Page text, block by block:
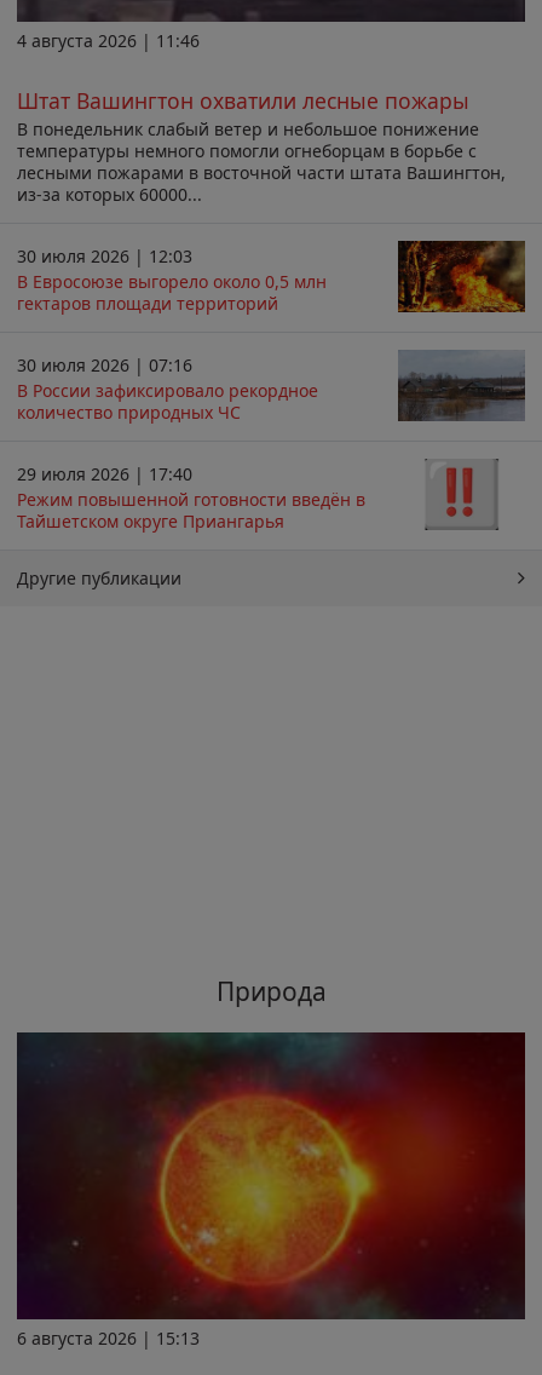
4 августа 2026 | 11:46
Штат Вашингтон охватили лесные пожары
В понедельник слабый ветер и небольшое понижение
температуры немного помогли огнеборцам в борьбе с
лесными пожарами в восточной части штата Вашингтон,
из-за которых 60000...
30 июля 2026 | 12:03
В Евросоюзе выгорело около 0,5 млн
гектаров площади территорий
30 июля 2026 | 07:16
В России зафиксировало рекордное
количество природных ЧС
29 июля 2026 | 17:40
Режим повышенной готовности введён в
Тайшетском округе Приангарья
Другие публикации
Природа
6 августа 2026 | 15:13